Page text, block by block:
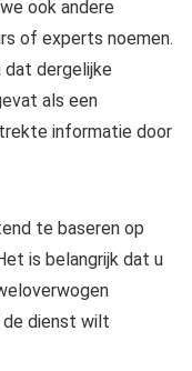
ook andere
of experts noemen.
dergelijke
als een
informatie door
te baseren op
is belangrijk dat u
dienst wilt